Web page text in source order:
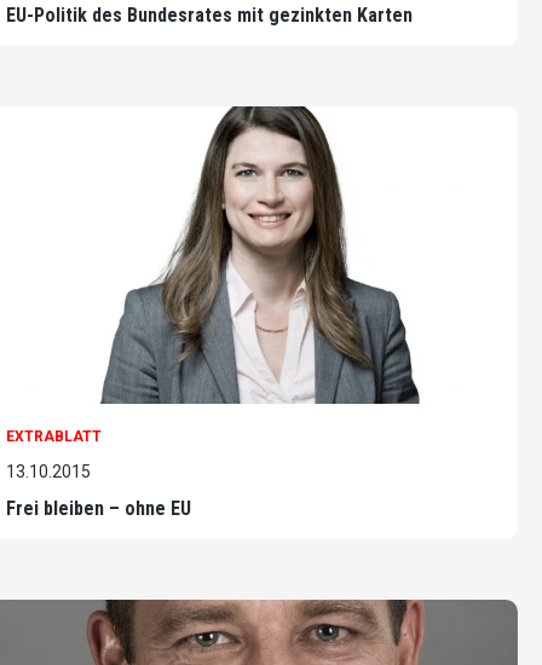
EU-Politik des Bundesrates mit gezinkten Karten
EXTRABLATT
13.10.2015
Frei bleiben – ohne EU